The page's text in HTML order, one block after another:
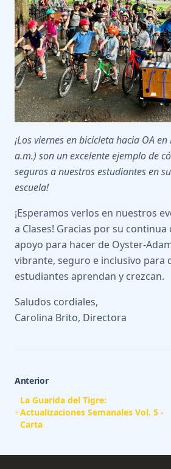
¡Los viernes en bicicleta hacia OA
a.m.) son un excelente ejemplo de
seguros a nuestros estudiantes en
escuela!
¡Esperamos verlos en nuestros
a Clases! Gracias por su
apoyo para hacer de Oyster-
vibrante, seguro e inclusivo para
estudiantes aprendan y crezcan.
Saludos cordiales,
Carolina Brito, Directora
Anterior
La Guarida del Tigre:
Actualizaciones Semanales Vol. 5 -
Carta